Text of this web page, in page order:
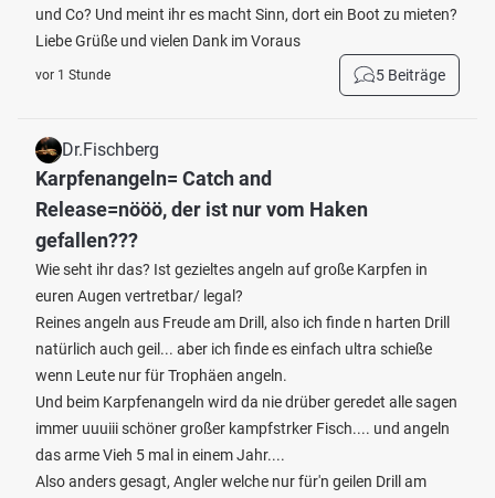
und Co? Und meint ihr es macht Sinn, dort ein Boot zu mieten?
Liebe Grüße und vielen Dank im Voraus
vor 1 Stunde 5 Beiträge
Dr.Fischberg
Karpfenangeln= Catch and
Release=nööö, der ist nur vom Haken
gefallen???
Wie seht ihr das? Ist gezieltes angeln auf große Karpfen in
euren Augen vertretbar/ legal?
Reines angeln aus Freude am Drill, also ich finde n harten Drill
natürlich auch geil... aber ich finde es einfach ultra schieße
wenn Leute nur für Trophäen angeln.
Und beim Karpfenangeln wird da nie drüber geredet alle sagen
immer uuuiii schöner großer kampfstrker Fisch.... und angeln
das arme Vieh 5 mal in einem Jahr....
Also anders gesagt, Angler welche nur für'n geilen Drill am